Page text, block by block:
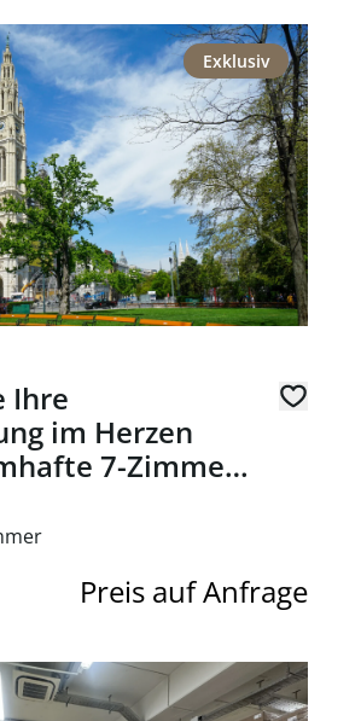
Sie Ihre Traumwohnung im
Exklusiv
Ihre
im Herzen
7-Zimmer-
in 1010
Preis auf Anfrage
in 1200 Wien zu mieten